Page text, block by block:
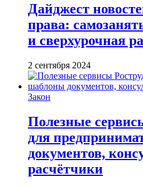
Дайджест
права:
и сверхурочная
2 сентября 2024
Закон
Полезные
для
документов,
расчётчики